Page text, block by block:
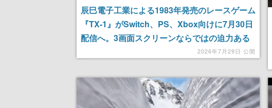
辰巳電子工業による1983年発売のレースゲーム
『TX-1』がSwitch、PS、Xbox向けに7月30日
配信へ。3画面スクリーンならではの迫力ある
2026年7月29日 公開